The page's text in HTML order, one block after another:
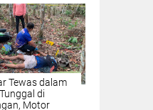
Tewas dalam
di
Motor